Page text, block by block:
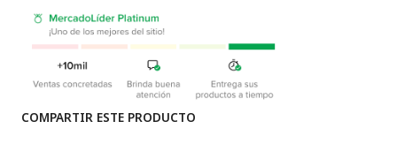
COMPARTIR ESTE PRODUCTO